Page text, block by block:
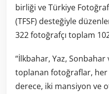
birliği ve Türkiye
(TFSF) desteğiyle
322 fotoğrafçı toplam
“İlkbahar, Yaz, Sonbahar
toplanan fotoğraflar,
derece, iki mansiyon ve